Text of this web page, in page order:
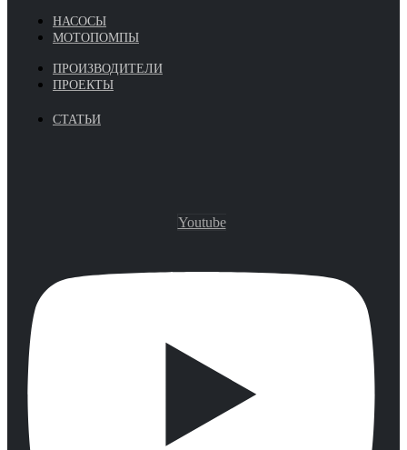
НАСОСЫ
МОТОПОМПЫ
ПРОИЗВОДИТЕЛИ
ПРОЕКТЫ
СТАТЬИ
Youtube